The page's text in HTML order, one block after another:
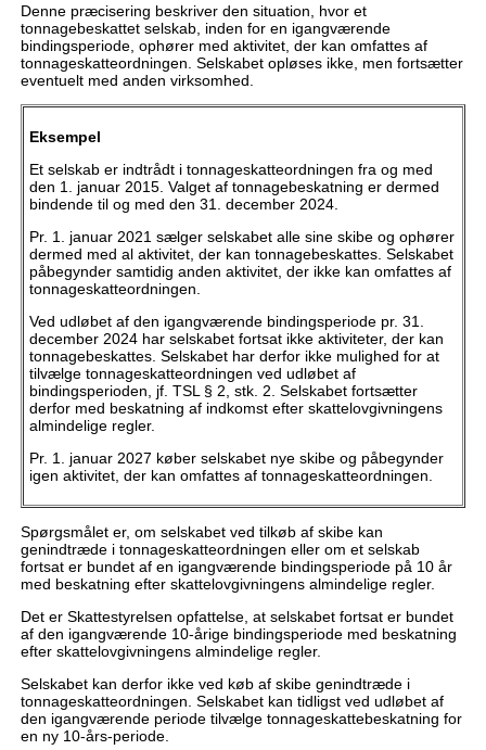
Denne præcisering beskriver den situation, hvor et
tonnagebeskattet selskab, inden for en igangværende
bindingsperiode, ophører med aktivitet, der kan omfattes af
tonnageskatteordningen. Selskabet opløses ikke, men fortsætter
eventuelt med anden virksomhed.
Eksempel
Et selskab er indtrådt i tonnageskatteordningen fra og med
den 1. januar 2015. Valget af tonnagebeskatning er dermed
bindende til og med den 31. december 2024.
Pr. 1. januar 2021 sælger selskabet alle sine skibe og ophører
dermed med al aktivitet, der kan tonnagebeskattes. Selskabet
påbegynder samtidig anden aktivitet, der ikke kan omfattes af
tonnageskatteordningen.
Ved udløbet af den igangværende bindingsperiode pr. 31.
december 2024 har selskabet fortsat ikke aktiviteter, der kan
tonnagebeskattes. Selskabet har derfor ikke mulighed for at
tilvælge tonnageskatteordningen ved udløbet af
bindingsperioden, jf. TSL § 2, stk. 2. Selskabet fortsætter
derfor med beskatning af indkomst efter skattelovgivningens
almindelige regler.
Pr. 1. januar 2027 køber selskabet nye skibe og påbegynder
igen aktivitet, der kan omfattes af tonnageskatteordningen.
Spørgsmålet er, om selskabet ved tilkøb af skibe kan
genindtræde i tonnageskatteordningen eller om et selskab
fortsat er bundet af en igangværende bindingsperiode på 10 år
med beskatning efter skattelovgivningens almindelige regler.
Det er Skattestyrelsen opfattelse, at selskabet fortsat er bundet
af den igangværende 10-årige bindingsperiode med beskatning
efter skattelovgivningens almindelige regler.
Selskabet kan derfor ikke ved køb af skibe genindtræde i
tonnageskatteordningen. Selskabet kan tidligst ved udløbet af
den igangværende periode tilvælge tonnageskattebeskatning for
en ny 10-års-periode.